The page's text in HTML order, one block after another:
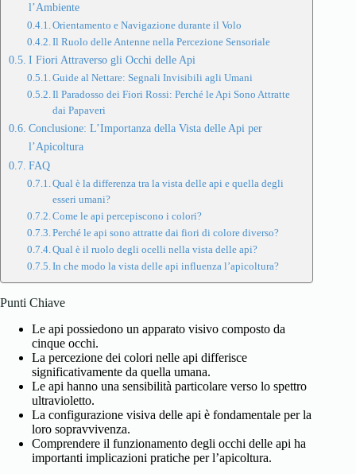
l’Ambiente
Orientamento e Navigazione durante il Volo
Il Ruolo delle Antenne nella Percezione Sensoriale
I Fiori Attraverso gli Occhi delle Api
Guide al Nettare: Segnali Invisibili agli Umani
Il Paradosso dei Fiori Rossi: Perché le Api Sono Attratte
dai Papaveri
Conclusione: L’Importanza della Vista delle Api per
l’Apicoltura
FAQ
Qual è la differenza tra la vista delle api e quella degli
esseri umani?
Come le api percepiscono i colori?
Perché le api sono attratte dai fiori di colore diverso?
Qual è il ruolo degli ocelli nella vista delle api?
In che modo la vista delle api influenza l’apicoltura?
Punti Chiave
Le api possiedono un apparato visivo composto da
cinque occhi.
La percezione dei colori nelle api differisce
significativamente da quella umana.
Le api hanno una sensibilità particolare verso lo spettro
ultravioletto.
La configurazione visiva delle api è fondamentale per la
loro sopravvivenza.
Comprendere il funzionamento degli occhi delle api ha
importanti implicazioni pratiche per l’apicoltura.